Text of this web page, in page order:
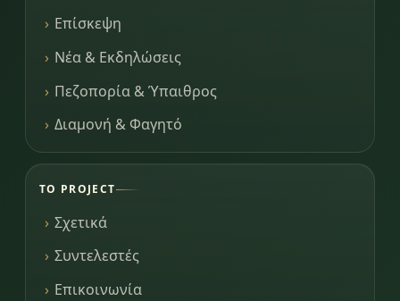
Επίσκεψη
Νέα & Εκδηλώσεις
Πεζοπορία & Ύπαιθρος
Διαμονή & Φαγητό
ΤΟ PROJECT
Σχετικά
Συντελεστές
Επικοινωνία